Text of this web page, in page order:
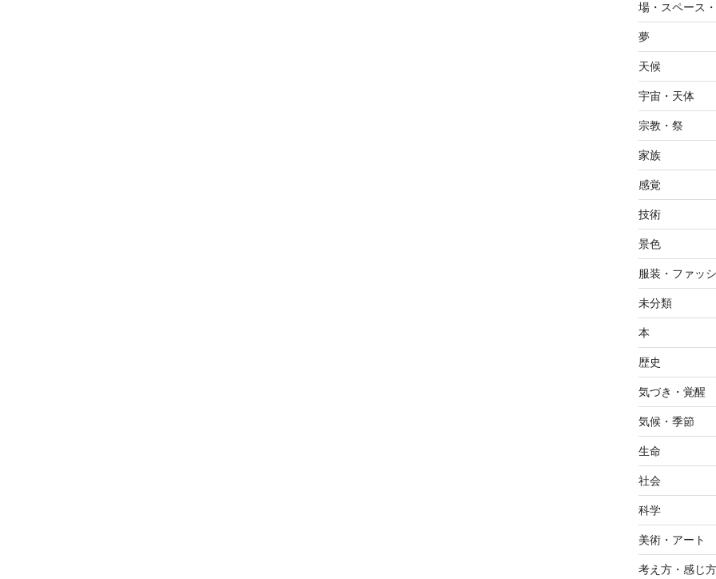
場・スペース
夢
天候
宇宙・天体
宗教・祭
家族
感覚
技術
景色
服装・ファッ
未分類
本
歴史
気づき・覚醒
気候・季節
生命
社会
科学
美術・アート
考え方・感じ方